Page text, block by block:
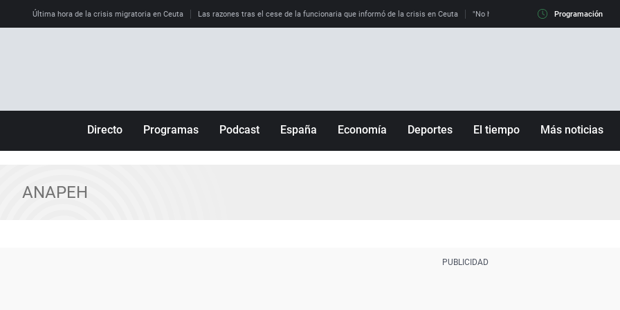
Última hora de la crisis migratoria en Ceuta Las razones tras el cese de la funcionaria que informó de la crisis en Ceuta "No hay mafias, que no nos engañen":
Programación
Directo Programas Podcast España Economía Deportes El tiempo Más noticias
ANAPEH